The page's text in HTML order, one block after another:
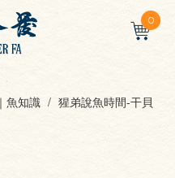
0
魚知識 猩弟說魚時間-干貝